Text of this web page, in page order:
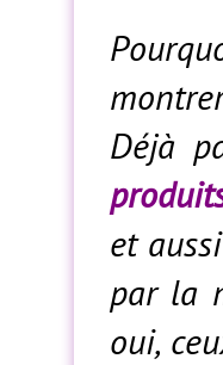
Déjà
et
par la
oui,